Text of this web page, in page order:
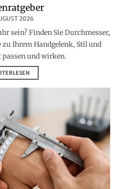
2026
sein? Finden Sie Durchmesser,
zu Ihrem Handgelenk, Stil und
passen und wirken.